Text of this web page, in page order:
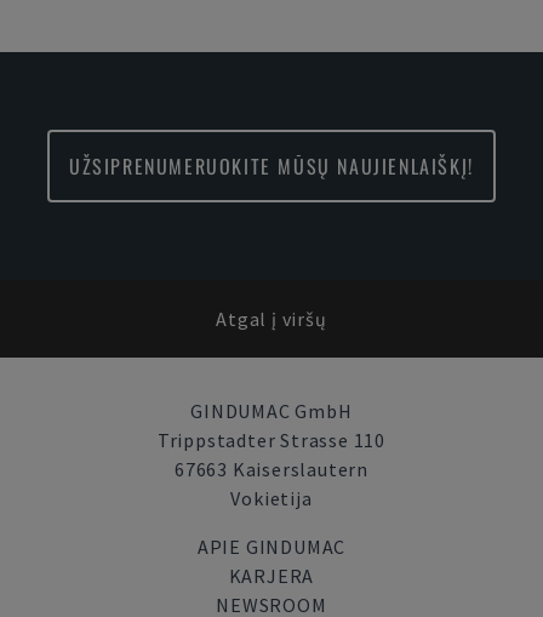
UŽSIPRENUMERUOKITE MŪSŲ NAUJIENLAIŠKĮ!
Atgal į viršų
GINDUMAC GmbH
Trippstadter Strasse 110
67663 Kaiserslautern
Vokietija
APIE GINDUMAC
KARJERA
NEWSROOM